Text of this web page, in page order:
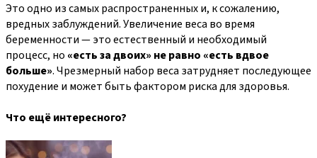
Это одно из самых распространенных и, к сожалению,
вредных заблуждений. Увеличение веса во время
беременности — это естественный и необходимый
процесс, но «есть за двоих» не равно «есть вдвое
больше». Чрезмерный набор веса затрудняет последующее
похудение и может быть фактором риска для здоровья.
Что ещё интересного?